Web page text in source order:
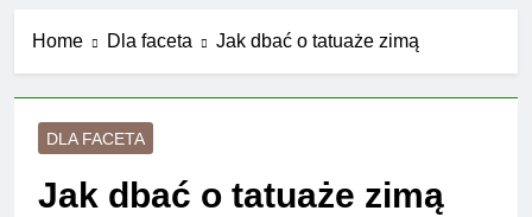
Home Dla faceta Jak dbać o tatuaże zimą
DLA FACETA
Jak dbać o tatuaże zimą